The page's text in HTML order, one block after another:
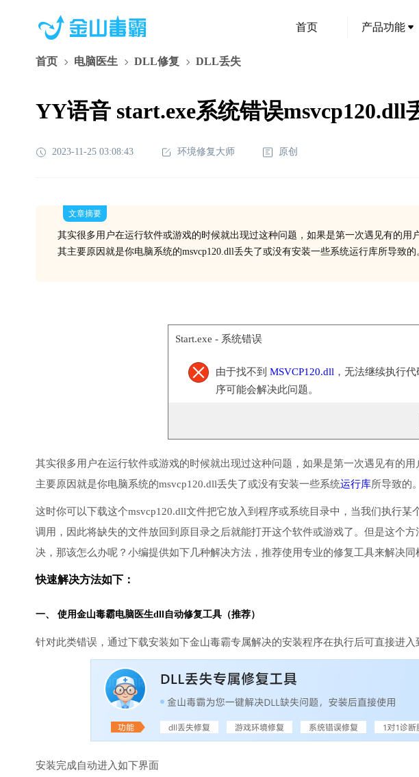
首页 产品功能
首页 电脑医生 DLL修复 DLL丢失
YY语音 start.exe系统错误msvcp120.dll
2023-11-25 03:08:43 环境修复大师 原创
文章摘要
其实很多用户在运行软件或游戏的时候就出现过这种问题，如果是第一次遇见有的用
其主要原因就是你电脑系统的msvcp120.dll丢失了或没有安装一些系统运行库所导致的
Start.exe - 系统错误
由于找不到 MSVCP120.dll ，无法继续执行
序可能会解决此问题。
其实很多用户在运行软件或游戏的时候就出现过这种问题，如果是第一次遇见有的
主要原因就是你电脑系统的msvcp120.dll丢失了或没有安装一些系统运行库所导致的。
这时你可以下载这个msvcp120.dll文件把它放入到程序或系统目录中，当我们执行某
调用，因此将缺失的文件放回到原目录之后就能打开这个软件或游戏了。但是这个
决，那该怎么办呢？小编提供如下几种解决方法，推荐使用专业的修复工具来解决同
快速解决方法如下：
一、 使用金山毒霸电脑医生dll自动修复工具（推荐）
针对此类错误，通过下载安装如下金山毒霸专属解决的安装程序在执行后可直接进入
安装完成自动进入如下界面